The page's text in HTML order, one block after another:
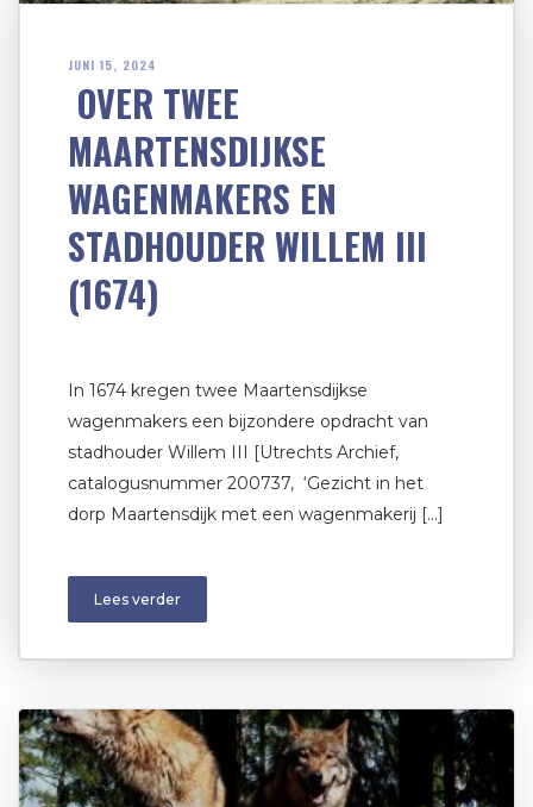
JUNI 15, 2024
OVER TWEE
MAARTENSDIJKSE
WAGENMAKERS EN
STADHOUDER WILLEM III
(1674)
In 1674 kregen twee Maartensdijkse
wagenmakers een bijzondere opdracht van
stadhouder Willem III [Utrechts Archief,
catalogusnummer 200737, ‘Gezicht in het
dorp Maartensdijk met een wagenmakerij […]
Lees verder